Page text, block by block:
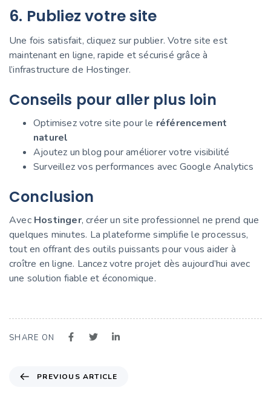
6. Publiez votre site
Une fois satisfait, cliquez sur publier. Votre site est
maintenant en ligne, rapide et sécurisé grâce à
l’infrastructure de Hostinger.
Conseils pour aller plus loin
Optimisez votre site pour le référencement
naturel
Ajoutez un blog pour améliorer votre visibilité
Surveillez vos performances avec Google Analytics
Conclusion
Avec Hostinger, créer un site professionnel ne prend que
quelques minutes. La plateforme simplifie le processus,
tout en offrant des outils puissants pour vous aider à
croître en ligne. Lancez votre projet dès aujourd’hui avec
une solution fiable et économique.
SHARE ON
PREVIOUS ARTICLE